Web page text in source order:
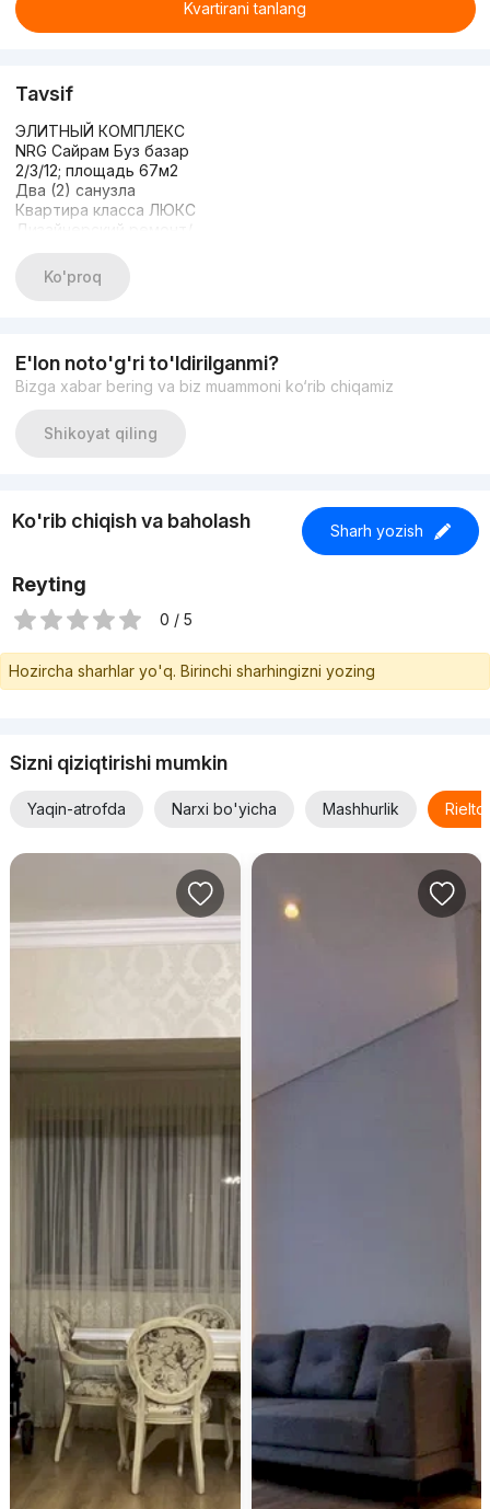
Kvartirani tanlang
Tavsif
ЭЛИТНЫЙ КОМПЛЕКС
NRG Сайрам Буз базар
2/3/12; площадь 67м2
Два (2) санузла
Квартира класса ЛЮКС
Дизайнерский ремонт/
Мебелью и ТЕХНИКОЙ
ЦЕНА: 166.000у.е
Ko'proq
E'lon noto'g'ri to'ldirilganmi?
Bizga xabar bering va biz muammoni ko‘rib chiqamiz
Shikoyat qiling
Ko'rib chiqish va baholash Sharh yozish
Reyting
0 / 5
Hozircha sharhlar yo'q. Birinchi sharhingizni yozing
Sizni qiziqtirishi mumkin
Yaqin-atrofda Narxi bo'yicha Mashhurlik